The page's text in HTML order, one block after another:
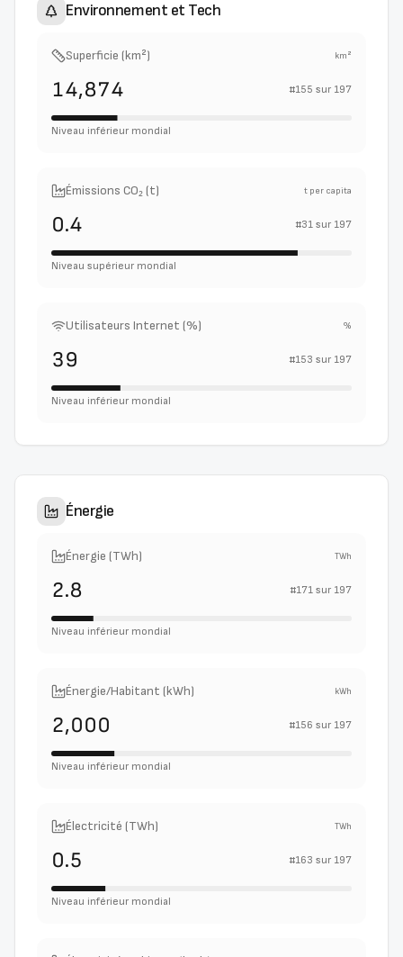
Environnement et Tech
Superficie (km²) km²
14,874 #155 sur 197
Niveau inférieur mondial
Émissions CO₂ (t) t per capita
0.4 #31 sur 197
Niveau supérieur mondial
Utilisateurs Internet (%) %
39 #153 sur 197
Niveau inférieur mondial
Énergie
Énergie (TWh) TWh
2.8 #171 sur 197
Niveau inférieur mondial
Énergie/Habitant (kWh) kWh
2,000 #156 sur 197
Niveau inférieur mondial
Électricité (TWh) TWh
0.5 #163 sur 197
Niveau inférieur mondial